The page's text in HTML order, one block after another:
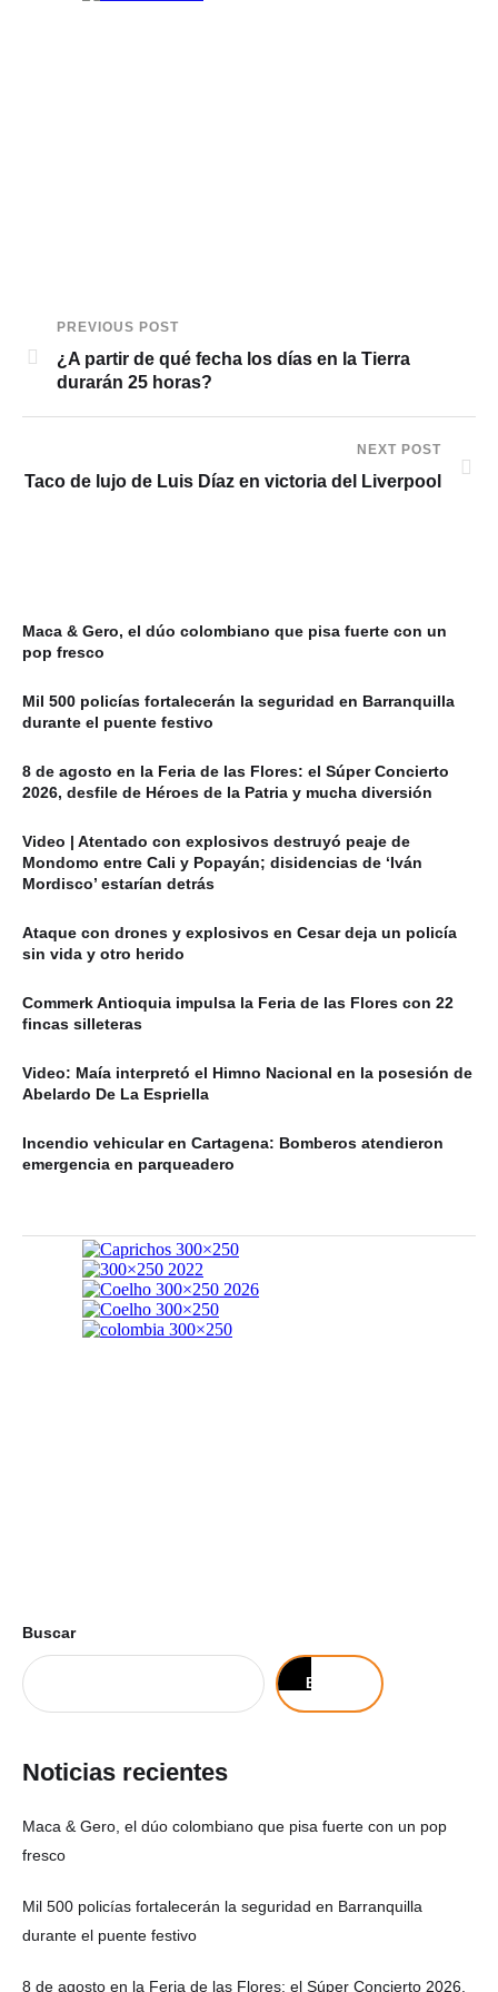
PREVIOUS POST
¿A partir de qué fecha los días en la Tierra
durarán 25 horas?
NEXT POST
Taco de lujo de Luis Díaz en victoria del Liverpool
Maca & Gero, el dúo colombiano que pisa fuerte con un
pop fresco
Mil 500 policías fortalecerán la seguridad en Barranquilla
durante el puente festivo
8 de agosto en la Feria de las Flores: el Súper Concierto
2026, desfile de Héroes de la Patria y mucha diversión
Video | Atentado con explosivos destruyó peaje de
Mondomo entre Cali y Popayán; disidencias de ‘Iván
Mordisco’ estarían detrás
Ataque con drones y explosivos en Cesar deja un policía
sin vida y otro herido
Commerk Antioquia impulsa la Feria de las Flores con 22
fincas silleteras
Video: Maía interpretó el Himno Nacional en la posesión de
Abelardo De La Espriella
Incendio vehicular en Cartagena: Bomberos atendieron
emergencia en parqueadero
Buscar
Buscar
Noticias recientes
Maca & Gero, el dúo colombiano que pisa fuerte con un pop
fresco
Mil 500 policías fortalecerán la seguridad en Barranquilla
durante el puente festivo
8 de agosto en la Feria de las Flores: el Súper Concierto 2026,